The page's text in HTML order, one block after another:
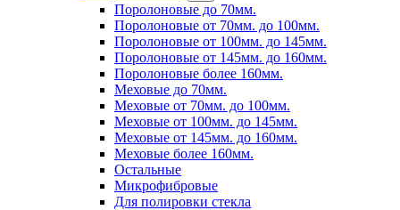
Поролоновые до 70мм.
Поролоновые от 70мм. до 100мм.
Поролоновые от 100мм. до 145мм.
Поролоновые от 145мм. до 160мм.
Поролоновые более 160мм.
Меховые до 70мм.
Меховые от 70мм. до 100мм.
Меховые от 100мм. до 145мм.
Меховые от 145мм. до 160мм.
Меховые более 160мм.
Остальные
Микрофибровые
Для полировки стекла